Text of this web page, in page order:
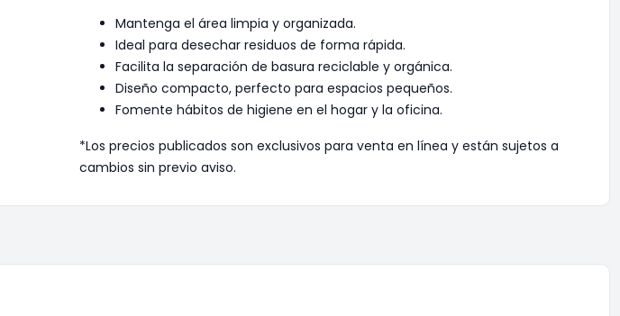
Mantenga el área limpia y organizada.
Ideal para desechar residuos de forma rápida.
Facilita la separación de basura reciclable y orgánica.
Diseño compacto, perfecto para espacios pequeños.
Fomente hábitos de higiene en el hogar y la oficina.
*Los precios publicados son exclusivos para venta en línea y están sujetos a
cambios sin previo aviso.